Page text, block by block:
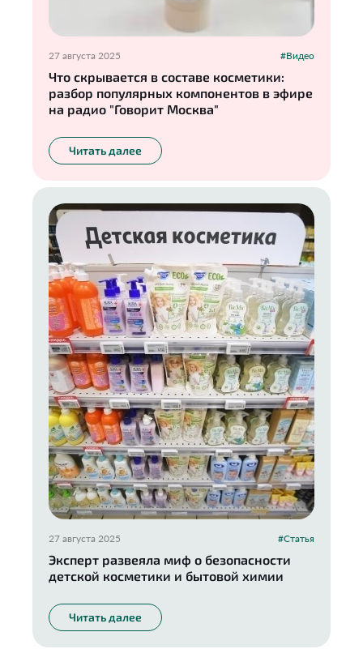
27 августа 2025 #Видео
Что скрывается в составе косметики:
разбор популярных компонентов в эфире
на радио "Говорит Москва"
Читать далее
27 августа 2025 #Статья
Эксперт развеяла миф о безопасности
детской косметики и бытовой химии
Читать далее